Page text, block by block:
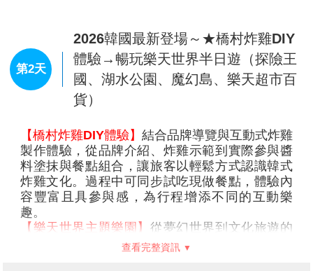
第2天
2026韓國最新登場～★橋村炸雞DIY
體驗→暢玩樂天世界半日遊（探險王
國、湖水公園、魔幻島、樂天超市百
貨）